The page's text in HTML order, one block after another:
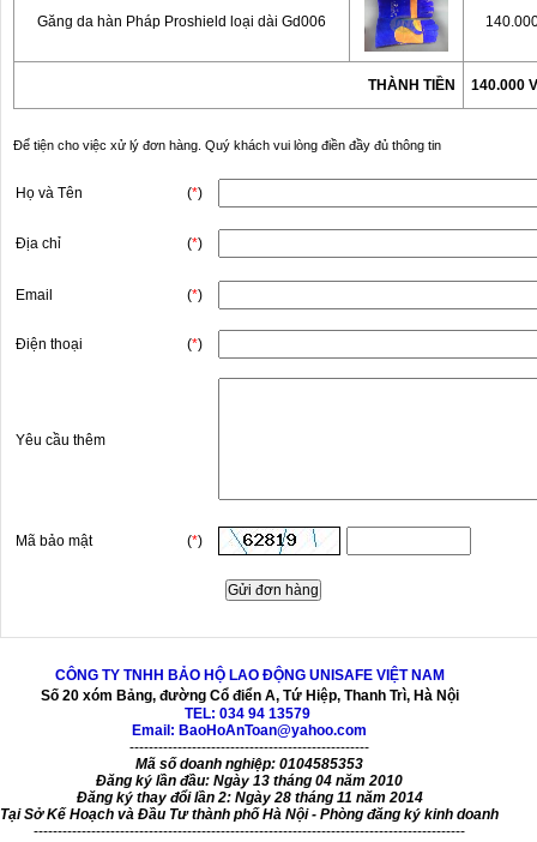
Găng da hàn Pháp Proshield loại dài Gd006
THÀNH TIỀN 140.000
Để tiện cho việc xử lý đơn hàng. Quý khách vui lòng điền đầy đủ thông tin
Họ và Tên (*)
Địa chỉ (*)
Email (*)
Điện thoại (*)
Yêu cầu thêm
Mã bảo mật (*)
CÔNG TY TNHH BẢO HỘ LAO ĐỘNG UNISAFE VIỆT NAM
Số 20 xóm Bảng, đường Cổ điển A, Tứ Hiệp, Thanh Trì, Hà Nội
TEL: 034 94 13579
Email: BaoHoAnToan@yahoo.com
--------------------------------------------------
Mã số doanh nghiệp: 0104585353
Đăng ký lần đầu: Ngày 13 tháng 04 năm 2010
Đăng ký thay đổi lần 2: Ngày 28 tháng 11 năm 2014
Tại Sở Kế Hoạch và Đầu Tư thành phố Hà Nội - Phòng đăng ký kinh doanh
------------------------------------------------------------------------------------------